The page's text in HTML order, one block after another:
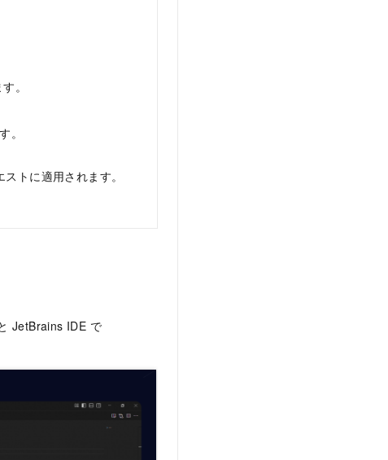
。
。
トに適用されます。
JetBrains IDE で